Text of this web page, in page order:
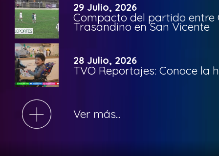
29 Julio, 2026
Compacto del partido entre
Trasandino en San Vicente
28 Julio, 2026
TVO Reportajes: Conoce la
Ver más...